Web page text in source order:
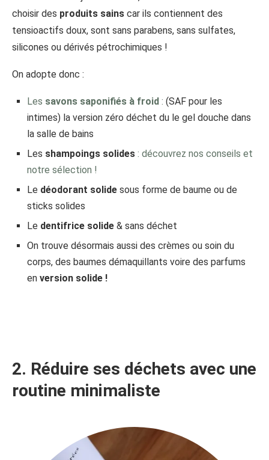
choisir des produits sains car ils contiennent des
tensioactifs doux, sont sans parabens, sans sulfates,
silicones ou dérivés pétrochimiques !
On adopte donc :
Les savons saponifiés à froid : (SAF pour les
intimes) la version zéro déchet du le gel douche dans
la salle de bains
Les shampoings solides : découvrez nos conseils et
notre sélection !
Le déodorant solide sous forme de baume ou de
sticks solides
Le dentifrice solide & sans déchet
On trouve désormais aussi des crèmes ou soin du
corps, des baumes démaquillants voire des parfums
en version solide !
2. Réduire ses déchets avec une
routine minimaliste